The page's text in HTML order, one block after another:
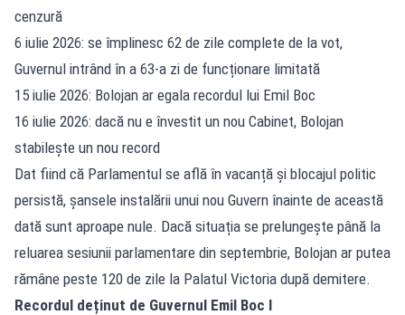
cenzură
6 iulie 2026: se împlinesc 62 de zile complete de la vot,
Guvernul intrând în a 63-a zi de funcționare limitată
15 iulie 2026: Bolojan ar egala recordul lui Emil Boc
16 iulie 2026: dacă nu e învestit un nou Cabinet, Bolojan
stabilește un nou record
Dat fiind că Parlamentul se află în vacanță și blocajul politic
persistă, șansele instalării unui nou Guvern înainte de această
dată sunt aproape nule. Dacă situația se prelungește până la
reluarea sesiunii parlamentare din septembrie, Bolojan ar putea
rămâne peste 120 de zile la Palatul Victoria după demitere.
Recordul deținut de Guvernul Emil Boc I